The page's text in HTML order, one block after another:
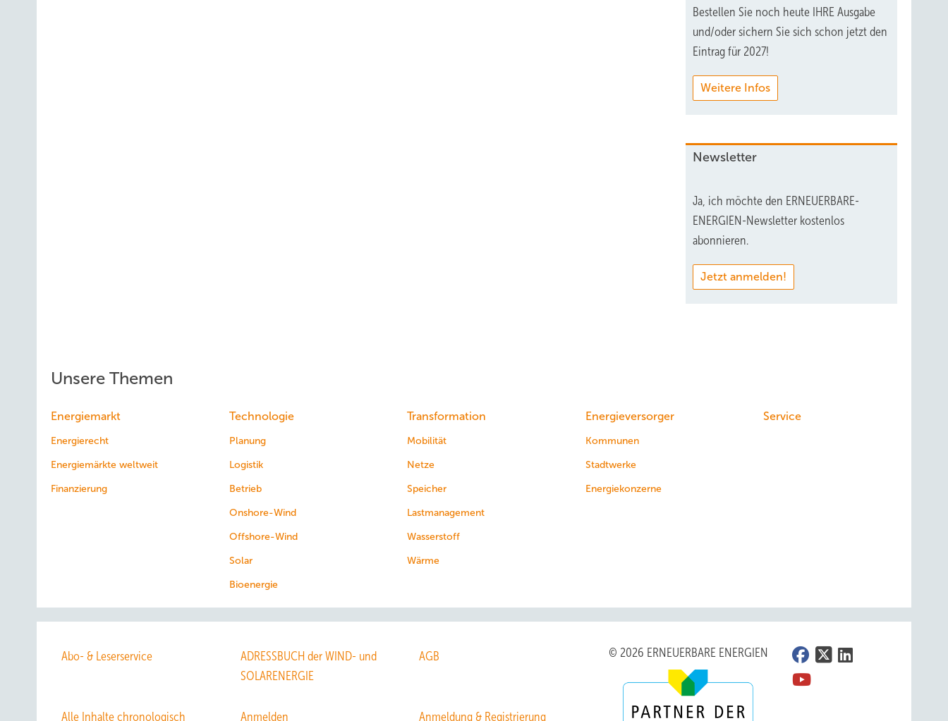
Bestellen Sie noch heute IHRE Ausgabe
und/oder sichern Sie sich schon jetzt den
Eintrag für 2027!
Weitere Infos
Newsletter
Ja, ich möchte den ERNEUERBARE-
ENERGIEN-Newsletter kostenlos
abonnieren.
Jetzt anmelden!
Unsere Themen
Energiemarkt
Energierecht
Energiemärkte weltweit
Finanzierung
Technologie
Planung
Logistik
Betrieb
Onshore-Wind
Offshore-Wind
Solar
Bioenergie
Transformation
Mobilität
Netze
Speicher
Lastmanagement
Wasserstoff
Wärme
Energieversorger
Kommunen
Stadtwerke
Energiekonzerne
Service
Abo- & Leserservice
ADRESSBUCH der WIND- und
SOLARENERGIE
AGB
Alle Inhalte chronologisch Anmelden Anmeldung & Registrierung
© 2026 ERNEUERBARE ENERGIEN